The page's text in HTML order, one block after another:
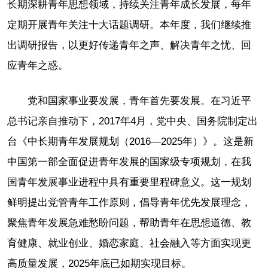
长期深耕青年思想领域，持续关注青年成长发展，每年
定期开展青年关注十大话题调研。本年度，我们继续推
出调研报告，以更好传递青年之声、解决青年之忧、回
应青年之惑。
党和国家事业要发展，青年首先要发展。在习近平
总书记亲自推动下，2017年4月，党中央、国务院制定出
台《中长期青年发展规划（2016—2025年）》。这是新
中国第一部全面促进青年发展的国家级专项规划，在我
国青年发展事业进程中具有重要里程碑意义。这一规划
鲜明提出党管青年工作原则，倡导青年优先发展理念，
聚焦青年发展急难愁盼问题，帮助青年在思想道德、教
育健康、就业创业、婚恋家庭、社会融入等方面实现更
高质量发展，2025年底已如期实现目标。